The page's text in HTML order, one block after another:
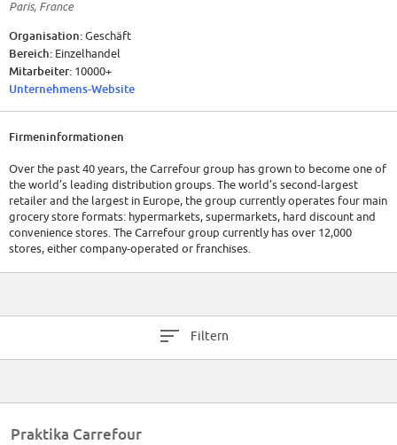
Paris, France
Organisation:Geschäft
Bereich: Einzelhandel
Mitarbeiter: 10000+
Unternehmens-Website
Firmeninformationen
Over the past 40 years, the Carrefour group has grown to become one of
the world’s leading distribution groups. The world’s second-largest
retailer and the largest in Europe, the group currently operates four main
grocery store formats: hypermarkets, supermarkets, hard discount and
convenience stores. The Carrefour group currently has over 12,000
stores, either company-operated or franchises.
Filtern
Praktika Carrefour